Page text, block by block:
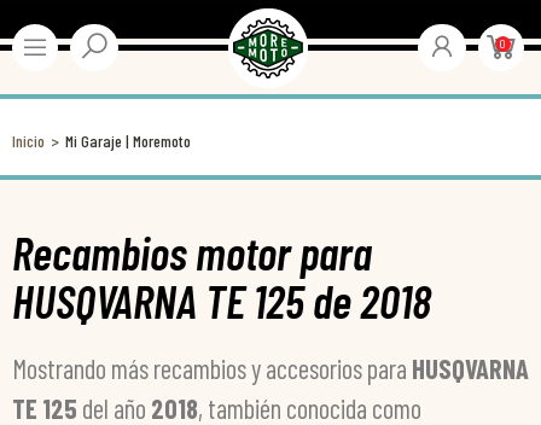
0
Inicio Mi Garaje | Moremoto
Recambios motor para
HUSQVARNA TE 125 de 2018
Mostrando más recambios y accesorios para HUSQVARNA
TE 125 del año 2018, también conocida como